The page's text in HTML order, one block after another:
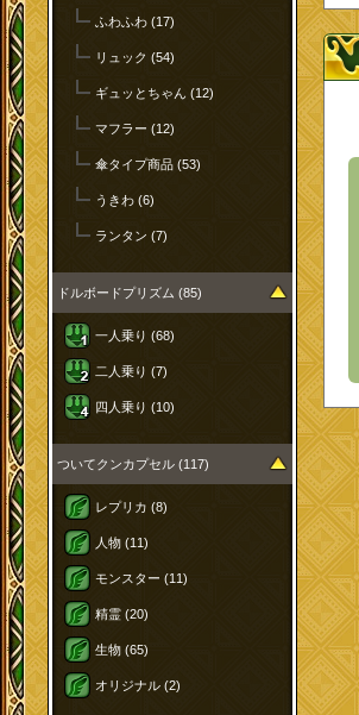
ふわふわ (17)
リュック (54)
ギュッとちゃん (12)
マフラー (12)
傘タイプ商品 (53)
うきわ (6)
ランタン (7)
ドルボードプリズム (85)
一人乗り (68)
二人乗り (7)
四人乗り (10)
ついてクンカプセル (117)
レプリカ (8)
人物 (11)
モンスター (11)
精霊 (20)
生物 (65)
オリジナル (2)